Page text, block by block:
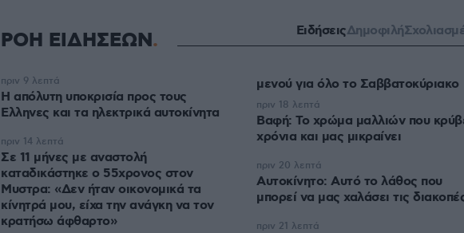
ΡΟΗ ΕΙΔΗΣΕΩΝ ΕιδήσειςΔημοφιλή
Η απόλυτη υποκρισία προς τους
Ελληνες και τα ηλεκτρικά αυτοκίνητα
πριν 9 λεπτά
Σε 11 μήνες με αναστολή
καταδικάστηκε ο 55χρονος στον
Μυστρα: «Δεν ήταν οικονομικά τα
κίνητρά μου, είχα την ανάγκη να τον
κρατήσω άφθαρτο»
πριν 14 λεπτά
μενού για όλο το Σαββατοκύριακο
Βαφή: Το χρώμα μαλλιών που
χρόνια και μας μικραίνει
πριν 18 λεπτά
Αυτοκίνητο: Αυτό το λάθος που
μπορεί να μας χαλάσει τις
πριν 20 λεπτά
πριν 21 λεπτά